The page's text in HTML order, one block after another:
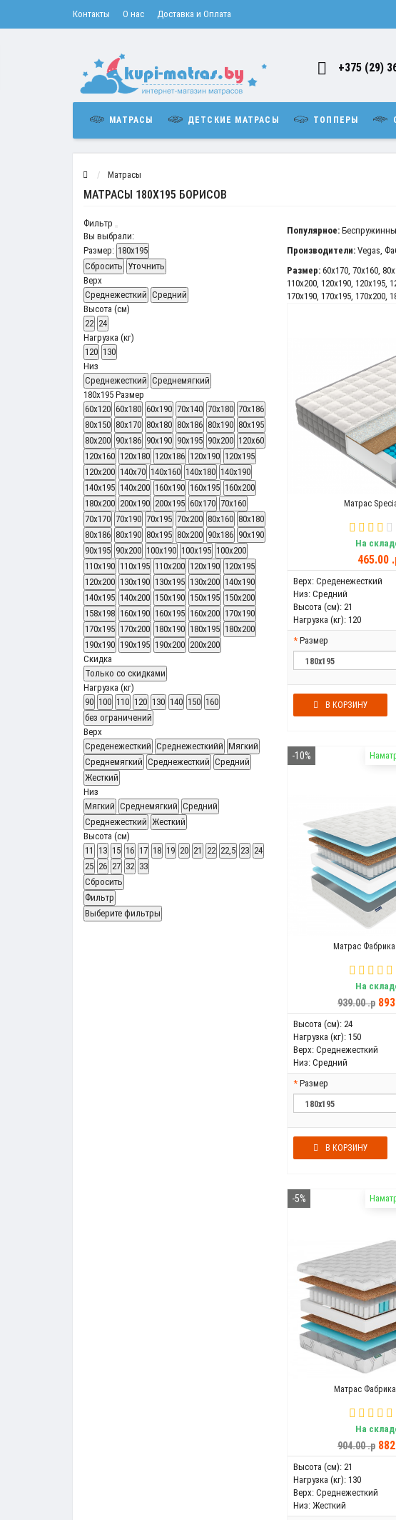
Контакты О нас Доставка и Оплата
+375 (29)
МАТРАСЫ ДЕТСКИЕ МАТРАСЫ ТОППЕРЫ
Матрасы
МАТРАСЫ 180Х195 БОРИСОВ
Фильтр
Вы выбрали:
Размер: 180x195
Сбросить Уточнить
Верх
Среднежесткий Средний
Высота (см)
22 24
Нагрузка (кг)
120 130
Низ
Среднежесткий Среднемягкий
180x195 Размер
60x120 60x180 60x190 70x140 70x180 70x186
80x150 80x170 80х180 80х186 80х190 80х195
80х200 90х186 90х190 90х195 90х200 120x60
120x160 120x180 120x186 120х190 120х195
120х200 140x70 140x160 140x180 140х190
140х195 140х200 160х190 160х195 160х200
180х200 200x190 200x195 60x170 70x160
70x170 70x190 70x195 70x200 80x160 80x180
80x186 80x190 80x195 80x200 90x186 90x190
90x195 90x200 100x190 100x195 100x200
110x190 110x195 110x200 120x190 120x195
120x200 130x190 130x195 130x200 140x190
140x195 140x200 150x190 150x195 150x200
158x198 160x190 160x195 160x200 170x190
170x195 170x200 180x190 180x195 180x200
190x190 190x195 190x200 200x200
Скидка
Только со cкидками
Нагрузка (кг)
90 100 110 120 130 140 150 160
без ограничений
Верх
Среденежесткий Среднежесткийй Мягкий
Среднемягкий Среднежесткий Средний
Жесткий
Низ
Мягкий Среднемягкий Средний
Среднежесткий Жесткий
Высота (см)
11 13 15 16 17 18 19 20 21 22 22,5 23 24
25 26 27 32 33
Сбросить
Фильтр
Выберите фильтры
Популярное:
Производители: Vegas,
Размер: 60x170, 70x160,
110x200, 120x190, 120x195,
170x190, 170x195, 170x200,
Матрас
На
465.00
Верх: Среденежесткий
Низ: Средний
Высота (см): 21
Нагрузка (кг): 120
Размер
В КОРЗИНУ
-10%
Матрас Фабрика
На
939.00 .p
Высота (см): 24
Нагрузка (кг): 150
Верх: Среднежесткий
Низ: Средний
Размер
В КОРЗИНУ
-5%
Матрас Фабрика
На
904.00 .p
Высота (см): 21
Нагрузка (кг): 130
Верх: Среднежесткий
Низ: Жесткий